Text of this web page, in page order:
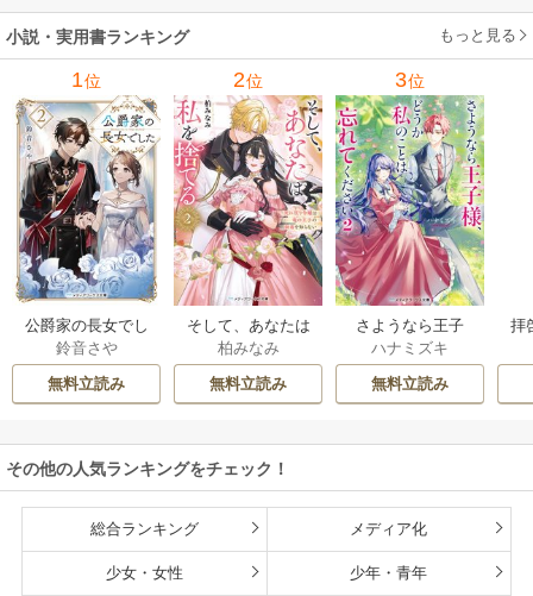
小説・実用書ランキング もっと見る
1位
公爵家の長女でし
た
鈴音さや
無料立読み
2位
そして、あなたは
私を捨てる
柏みなみ
無料立読み
3位
さようなら王子
様、どうか私のこ
とは忘れてくださ
い
ハナミズキ
無料立読み
拝
その他の人気ランキングをチェック！
総合ランキング メディア化
少女・女性 少年・青年